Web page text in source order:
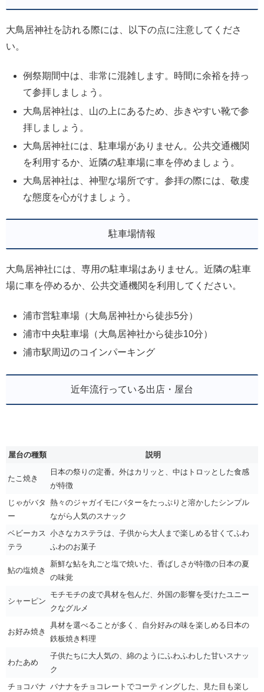
大鳥居神社を訪れる際には、以下の点に注意してくださ
い。
例祭期間中は、非常に混雑します。時間に余裕を持っ
て参拝しましょう。
大鳥居神社は、山の上にあるため、歩きやすい靴で参
拝しましょう。
大鳥居神社には、駐車場がありません。公共交通機関
を利用するか、近隣の駐車場に車を停めましょう。
大鳥居神社は、神聖な場所です。参拝の際には、敬虔
な態度を心がけましょう。
駐車場情報
大鳥居神社には、専用の駐車場はありません。近隣の駐車
場に車を停めるか、公共交通機関を利用してください。
浦市営駐車場（大鳥居神社から徒歩5分）
浦市中央駐車場（大鳥居神社から徒歩10分）
浦市駅周辺のコインパーキング
近年流行っている出店・屋台
屋台の種類 説明
たこ焼き
日本の祭りの定番。外はカリッと、中はトロッとした食感
が特徴
じゃがバタ
ー
熱々のジャガイモにバターをたっぷりと溶かしたシンプル
ながら人気のスナック
ベビーカス
テラ
小さなカステラは、子供から大人まで楽しめる甘くてふわ
ふわのお菓子
鮎の塩焼き
新鮮な鮎を丸ごと塩で焼いた、香ばしさが特徴の日本の夏
の味覚
シャーピン
モチモチの皮で具材を包んだ、外国の影響を受けたユニー
クなグルメ
お好み焼き
具材を選べることが多く、自分好みの味を楽しめる日本の
鉄板焼き料理
わたあめ
子供たちに大人気の、綿のようにふわふわした甘いスナッ
ク
チョコバナ バナナをチョコレートでコーティングした、見た目も楽し